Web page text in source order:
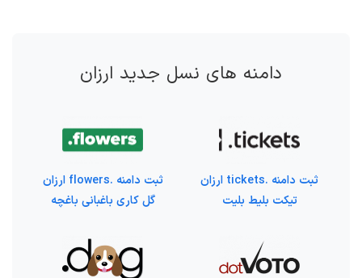
دامنه های نسل جدید ارزان
ثبت دامنه .tickets ارزان
تیکت بلیط بلیت
ثبت دامنه .flowers ارزان
گل کاری باغبانی باغچه